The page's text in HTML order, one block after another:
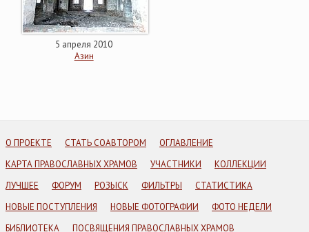
5 апреля 2010
Азин
О ПРОЕКТЕ СТАТЬ СОАВТОРОМ
ОГЛАВЛЕНИЕ
КАРТА ПРАВОСЛАВНЫХ ХРАМОВ
УЧАСТНИКИ
КОЛЛЕКЦИИ
ЛУЧШЕЕ
ФОРУМ РОЗЫСК ФИЛЬТРЫ
СТАТИСТИКА
НОВЫЕ ПОСТУПЛЕНИЯ
НОВЫЕ ФОТОГРАФИИ
ФОТО НЕДЕЛИ
БИБЛИОТЕКА
ПОСВЯЩЕНИЯ ПРАВОСЛАВНЫХ ХРАМОВ